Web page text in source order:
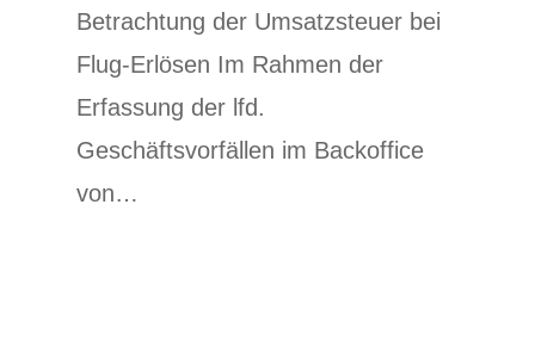
Betrachtung der Umsatzsteuer bei
Flug-Erlösen Im Rahmen der
Erfassung der lfd.
Geschäftsvorfällen im Backoffice
von…